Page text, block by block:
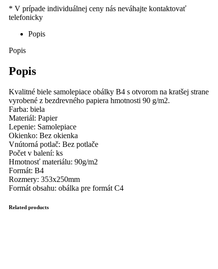
Popis
Popis
Popis
Kvalitné biele samolepiace obálky B4 s otvorom na kratšej strane
vyrobené z bezdrevného papiera hmotnosti 90 g/m2.
Farba: biela
Materiál: Papier
Lepenie: Samolepiace
Okienko: Bez okienka
Vnútorná potlač: Bez potlače
Počet v balení: ks
Hmotnosť materiálu: 90g/m2
Formát: B4
Rozmery: 353x250mm
Formát obsahu: obálka pre formát C4
Related products